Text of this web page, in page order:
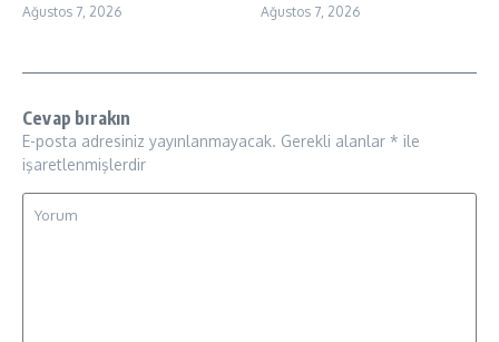
Ağustos 7, 2026 Ağustos 7, 2026
Cevap bırakın
E-posta adresiniz yayınlanmayacak. Gerekli alanlar * ile
işaretlenmişlerdir